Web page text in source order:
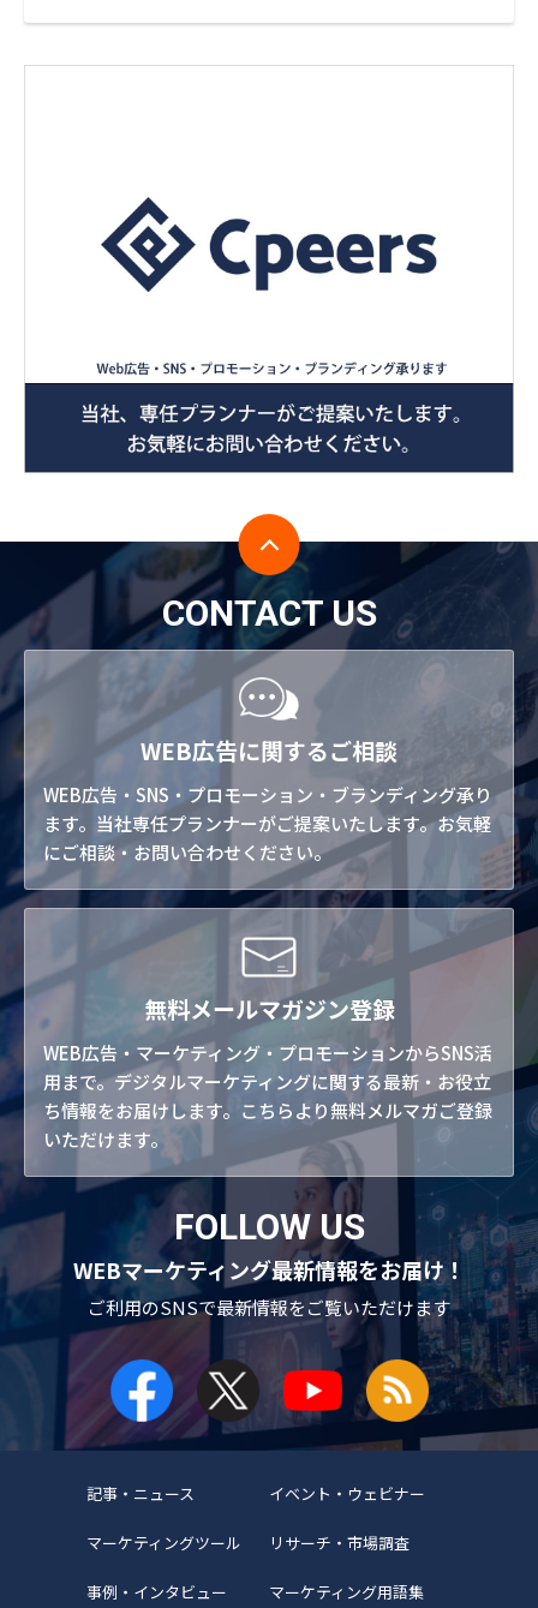
CONTACT US
WEB広告に関するご相談
WEB広告・SNS・プロモーション・ブランディング承り
ます。当社専任プランナーがご提案いたします。お気軽
にご相談・お問い合わせください。
無料メールマガジン登録
WEB広告・マーケティング・プロモーションからSNS活
用まで。デジタルマーケティングに関する最新・お役立
ち情報をお届けします。こちらより無料メルマガご登録
いただけます。
FOLLOW US
WEBマーケティング最新情報をお届け！
ご利用のSNSで最新情報をご覧いただけます
記事・ニュース イベント・ウェビナー
マーケティングツール リサーチ・市場調査
事例・インタビュー マーケティング用語集